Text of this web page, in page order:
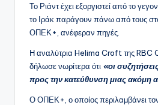
Το Ριάντ έχει εξοργιστεί από το
το Ιράκ παράγουν πάνω από τους
ΟΠΕΚ+, ανέφεραν πηγές.
Η αναλύτρια Helima Croft της
δήλωσε νωρίτερα ότι «οι
προς την κατεύθυνση μιας ακόμη
Ο ΟΠΕΚ+, ο οποίος περιλαμβάνει